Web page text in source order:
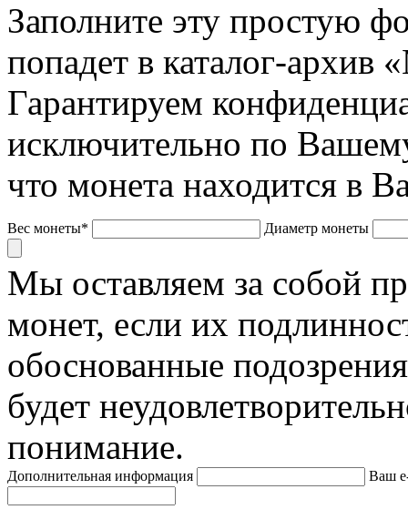
Заполните эту простую
попадет в каталог-архив
Гарантируем
исключительно по
что монета находится в
Вес монеты* Диаметр монеты
Мы оставляем за собой
монет, если их
обоснованные
будет
понимание.
Дополнительная информация Ваш